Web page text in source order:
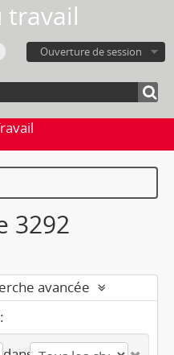
travail
Ouverture de session
3292
avancée